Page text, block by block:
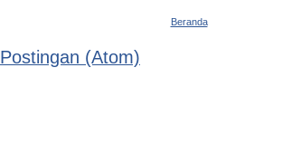
Beranda
Postingan (Atom)